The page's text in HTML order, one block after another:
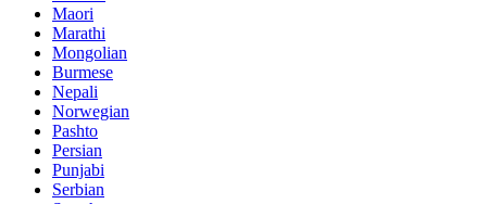
Maori
Marathi
Mongolian
Burmese
Nepali
Norwegian
Pashto
Persian
Punjabi
Serbian